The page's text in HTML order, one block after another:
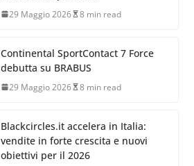
29 Maggio 2026 8 min read
Continental SportContact 7 Force
debutta su BRABUS
29 Maggio 2026 8 min read
Blackcircles.it accelera in Italia:
vendite in forte crescita e nuovi
obiettivi per il 2026